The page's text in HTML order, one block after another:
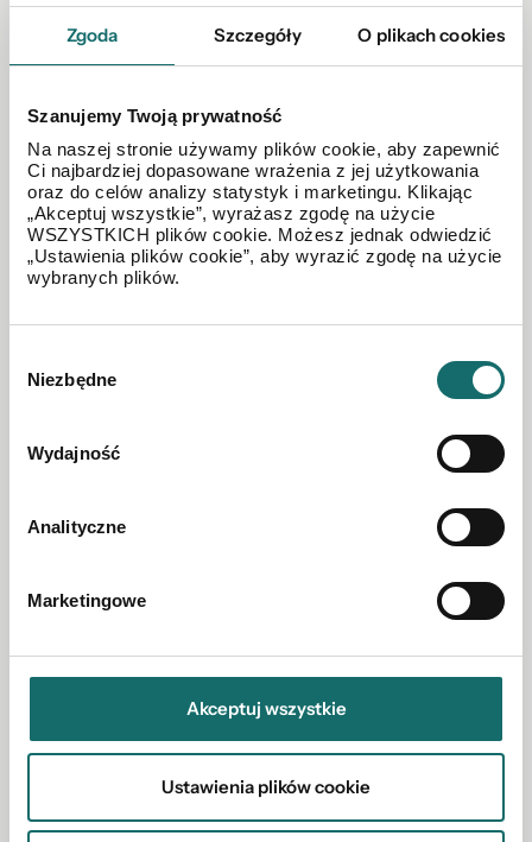
Zgoda Szczegóły O plikach cookies
Szanujemy Twoją prywatność
Na naszej stronie używamy plików cookie, aby zapewnić
Ci najbardziej dopasowane wrażenia z jej użytkowania
oraz do celów analizy statystyk i marketingu. Klikając
„Akceptuj wszystkie”, wyrażasz zgodę na użycie
WSZYSTKICH plików cookie. Możesz jednak odwiedzić
„Ustawienia plików cookie”, aby wyrazić zgodę na użycie
wybranych plików.
zgody
Niezbędne
Wydajność
Analityczne
Marketingowe
Akceptuj wszystkie
Ustawienia plików cookie
MIESZKANIE NA SPRZEDAŻ
Mieszkanie 3-pok., 48,1 m², niski blok
Białostoczek | ul. Gołdapska piętro 3/3
LOKAL NA SPRZEDAŻ
Lokal w kameralnym bloku - 108,83m2